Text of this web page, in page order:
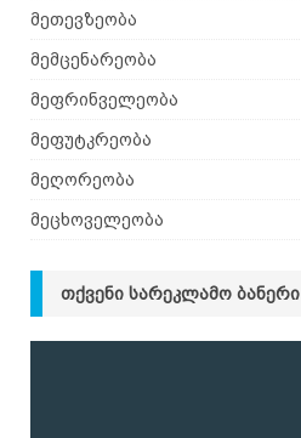
მეთევზეობა
მემცენარეობა
მეფრინველეობა
მეფუტკრეობა
მეღორეობა
მეცხოველეობა
ᲗᲥᲕᲔᲜᲘ ᲡᲐᲠᲔᲙᲚᲐᲛᲝ ᲑᲐᲜᲔᲠᲘ